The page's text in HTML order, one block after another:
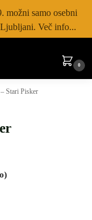
možni samo osebni
Več info...
0
Stari Pisker